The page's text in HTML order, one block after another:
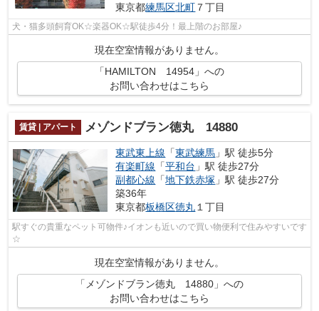
東京都練馬区北町 ７丁目
犬・猫多頭飼育OK☆楽器OK☆駅徒歩4分！最上階のお部屋♪
現在空室情報がありません。
「HAMILTON 14954」への
お問い合わせはこちら
賃貸 | アパート メゾンドブラン徳丸 14880
東武東上線 「東武練馬 」駅 徒歩5分
有楽町線 「平和台 」駅 徒歩27分
副都心線 「地下鉄赤塚 」駅 徒歩27分
築36年
東京都板橋区徳丸１丁目
駅すぐの貴重なペット可物件♪イオンも近いので買い物便利で住みやすいです
☆
現在空室情報がありません。
「メゾンドブラン徳丸 14880」への
お問い合わせはこちら